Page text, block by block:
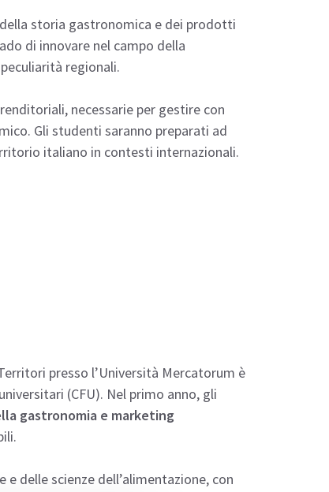
storia gastronomica e dei prodotti
di innovare nel campo della
regionali.
necessarie per gestire con
Gli studenti saranno preparati ad
italiano in contesti internazionali.
presso l’Università Mercatorum è
(CFU). Nel primo anno, gli
gastronomia e marketing
delle scienze dell’alimentazione, con